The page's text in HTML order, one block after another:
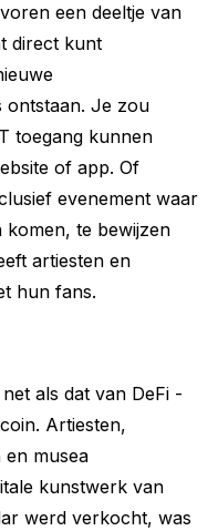
een deeltje van
direct kunt
ontstaan. Je zou
toegang kunnen
of app. Of
evenement waar
te bewijzen
artiesten en
hun fans.
als dat van DeFi -
Artiesten,
musea
kunstwerk van
werd verkocht, was